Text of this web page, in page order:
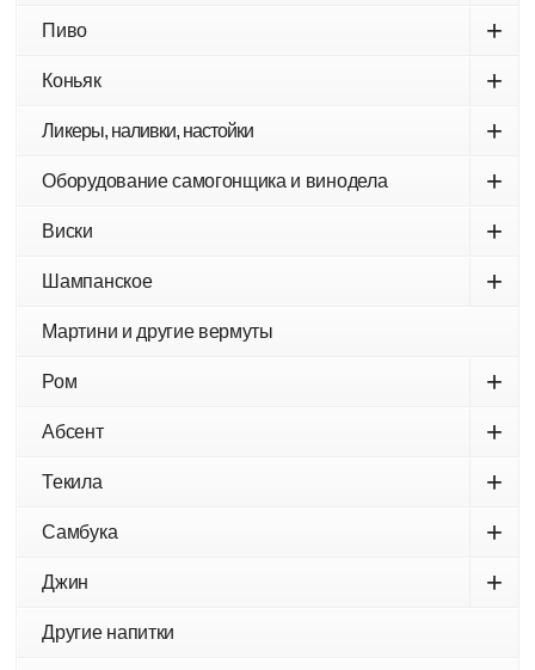
Пиво +
Коньяк +
Ликеры, наливки, настойки +
Оборудование самогонщика и винодела +
Виски +
Шампанское +
Мартини и другие вермуты
Ром +
Абсент +
Текила +
Самбука +
Джин +
Другие напитки